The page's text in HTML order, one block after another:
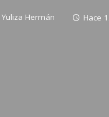
Yuliza Hermán Hace